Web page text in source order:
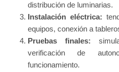
distribución de luminarias.
Instalación eléctrica:
equipos, conexión a
Pruebas finales:
verificación de
funcionamiento.